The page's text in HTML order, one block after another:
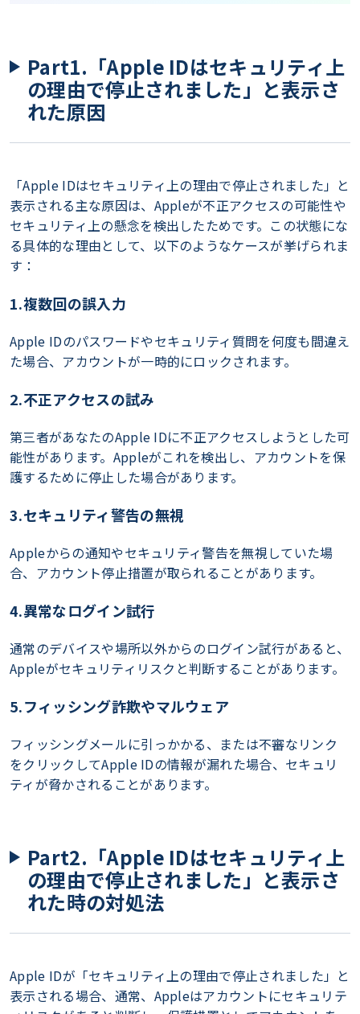
Part1.「Apple IDはセキュリティ上
の理由で停止されました」と表示さ
れた原因
「Apple IDはセキュリティ上の理由で停止されました」と
表示される主な原因は、Appleが不正アクセスの可能性や
セキュリティ上の懸念を検出したためです。この状態にな
る具体的な理由として、以下のようなケースが挙げられま
す：
1.複数回の誤入力
Apple IDのパスワードやセキュリティ質問を何度も間違え
た場合、アカウントが一時的にロックされます。
2.不正アクセスの試み
第三者があなたのApple IDに不正アクセスしようとした可
能性があります。Appleがこれを検出し、アカウントを保
護するために停止した場合があります。
3.セキュリティ警告の無視
Appleからの通知やセキュリティ警告を無視していた場
合、アカウント停止措置が取られることがあります。
4.異常なログイン試行
通常のデバイスや場所以外からのログイン試行があると、
Appleがセキュリティリスクと判断することがあります。
5.フィッシング詐欺やマルウェア
フィッシングメールに引っかかる、または不審なリンク
をクリックしてApple IDの情報が漏れた場合、セキュリ
ティが脅かされることがあります。
Part2.「Apple IDはセキュリティ上
の理由で停止されました」と表示さ
れた時の対処法
Apple IDが「セキュリティ上の理由で停止されました」と
表示される場合、通常、Appleはアカウントにセキュリテ